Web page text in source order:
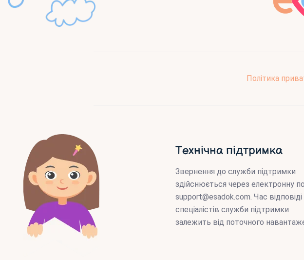
Політика
Технічна підтримка
Звернення до служби підтримки
здійснюється через електронну
support@esadok.com. Час відповіді
спеціалістів служби підтримки
залежить від поточного